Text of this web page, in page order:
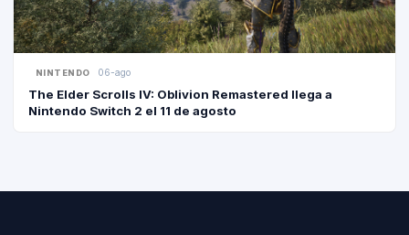
STEAM
NINTENDO 06-ago
The Elder Scrolls IV: Oblivion Remastered llega a
Nintendo Switch 2 el 11 de agosto